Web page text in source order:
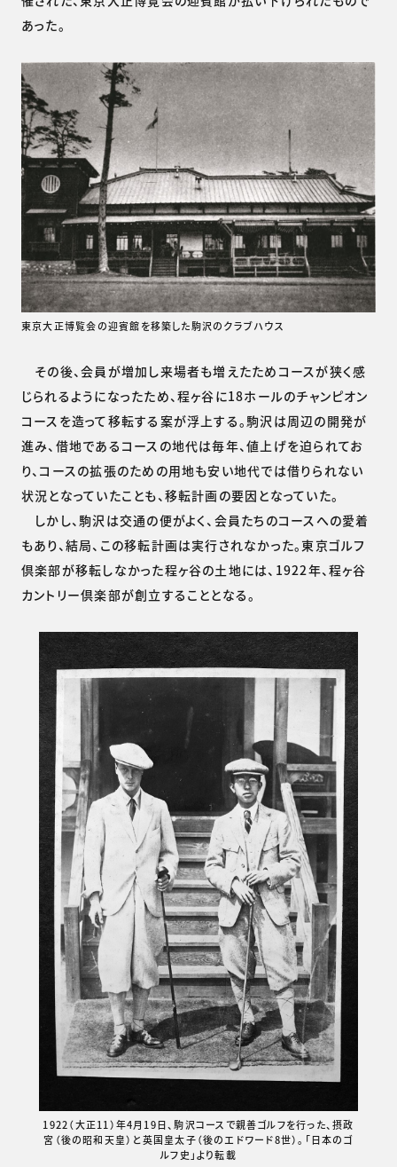
あった。
東京大正博覧会の迎賓館を移築した駒沢のクラブハウス
その後、会員が増加し来場者も増えたためコースが狭く感
じられるようになったため、程ヶ谷に18ホールのチャンピオン
コースを造って移転する案が浮上する。駒沢は周辺の開発が
進み、借地であるコースの地代は毎年、値上げを迫られてお
り、コースの拡張のための用地も安い地代では借りられない
状況となっていたことも、移転計画の要因となっていた。
しかし、駒沢は交通の便がよく、会員たちのコースへの愛着
もあり、結局、この移転計画は実行されなかった。東京ゴルフ
倶楽部が移転しなかった程ヶ谷の土地には、1922年、程ヶ谷
カントリー倶楽部が創立することとなる。
1922（大正11）年4月19日、駒沢コースで親善ゴルフを行った、摂政
宮（後の昭和天皇）と英国皇太子（後のエドワード8世）。「日本のゴ
ルフ史」より転載